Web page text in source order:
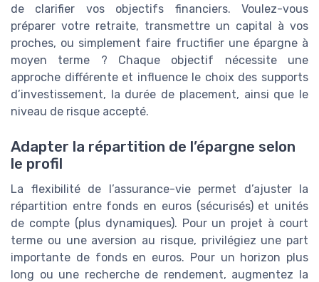
de clarifier vos objectifs financiers. Voulez-vous
préparer votre retraite, transmettre un capital à vos
proches, ou simplement faire fructifier une épargne à
moyen terme ? Chaque objectif nécessite une
approche différente et influence le choix des supports
d’investissement, la durée de placement, ainsi que le
niveau de risque accepté.
Adapter la répartition de l’épargne selon
le profil
La flexibilité de l’assurance-vie permet d’ajuster la
répartition entre fonds en euros (sécurisés) et unités
de compte (plus dynamiques). Pour un projet à court
terme ou une aversion au risque, privilégiez une part
importante de fonds en euros. Pour un horizon plus
long ou une recherche de rendement, augmentez la